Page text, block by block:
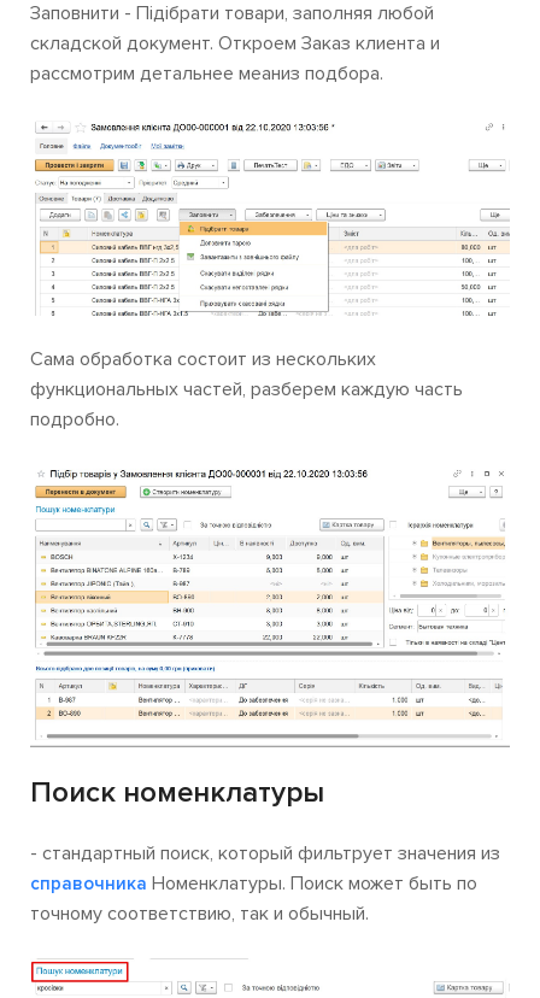
Заповнити - Підібрати товари, заполняя любой
складской документ. Откроем Заказ клиента и
рассмотрим детальнее меаниз подбора.
Сама обработка состоит из нескольких
функциональных частей, разберем каждую часть
подробно.
Поиск номенклатуры
- стандартный поиск, который фильтрует значения из
справочника Номенклатуры. Поиск может быть по
точному соответствию, так и обычный.